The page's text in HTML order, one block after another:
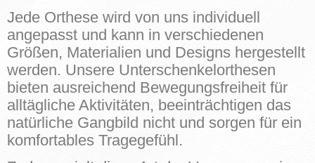
Jede Orthese wird von uns individuell
angepasst und kann in verschiedenen
Größen, Materialien und Designs hergestellt
werden. Unsere Unterschenkelorthesen
bieten ausreichend Bewegungsfreiheit für
alltägliche Aktivitäten, beeinträchtigen das
natürliche Gangbild nicht und sorgen für ein
komfortables Tragegefühl.